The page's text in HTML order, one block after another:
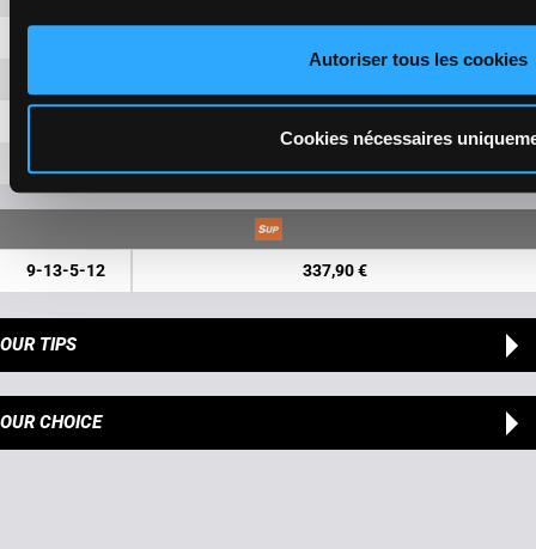
Autoriser tous les cookies
Cookies nécessaires
9-13-5-12 337,90 €
OUR TIPS
OUR CHOICE